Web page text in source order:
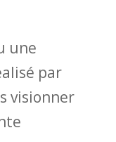
une
par
visionner